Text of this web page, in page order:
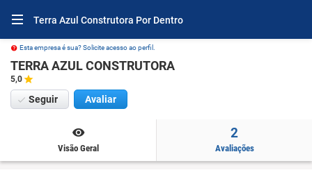
Terra Azul Construtora Por Dentro
Esta empresa é sua? Solicite acesso ao perfil.
TERRA AZUL CONSTRUTORA
5,0
Seguir Avaliar
Visão Geral
2
Avaliações